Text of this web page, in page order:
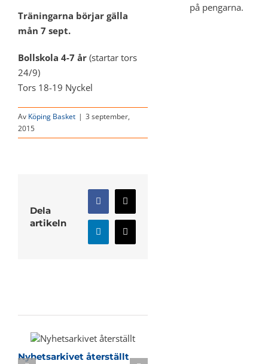
Träningarna börjar gälla
mån 7 sept.
Bollskola 4-7 år (startar tors
24/9)
Tors 18-19 Nyckel
Av Köping Basket | 3 september,
2015
Dela
artikeln
Facebook
X
LinkedInE-
post
Nyhetsarkivet återställt
på pengarna.